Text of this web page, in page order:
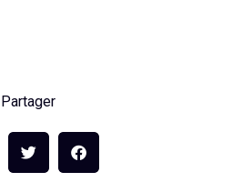
Partager